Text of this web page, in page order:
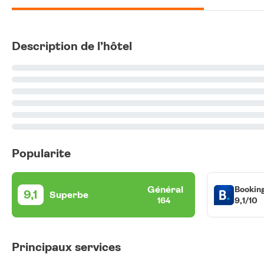
Description de l’hôtel
Popularite
9,1 Superbe Général
164
9,1/10
Principaux services